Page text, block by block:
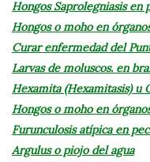
Hongos Saprolegniasis en
Hongos o moho en
Curar enfermedad del
Larvas de moluscos. en
Hexamita (Hexamitasis) u
Hongos o moho en
Furunculosis atípica en
Argulus o piojo del agua